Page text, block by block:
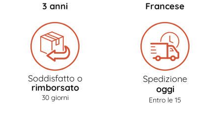
3 anni
Francese
Soddisfatto o
rimborsato
30 giorni
Spedizione
oggi
Entro le 15